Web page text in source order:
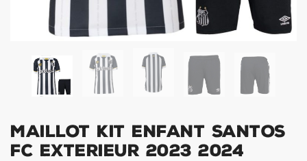
MAILLOT KIT ENFANT SANTOS
FC EXTERIEUR 2023 2024